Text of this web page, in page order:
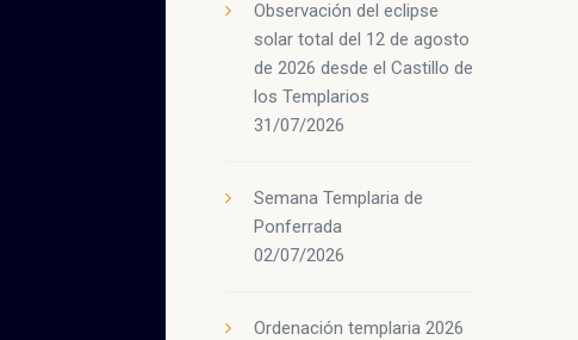
Observación del eclipse
solar total del 12 de agosto
de 2026 desde el Castillo de
los Templarios
31/07/2026
Semana Templaria de
Ponferrada
02/07/2026
Ordenación templaria 2026